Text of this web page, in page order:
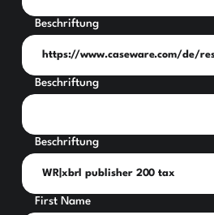
Beschriftung
Beschriftung
Beschriftung
First Name